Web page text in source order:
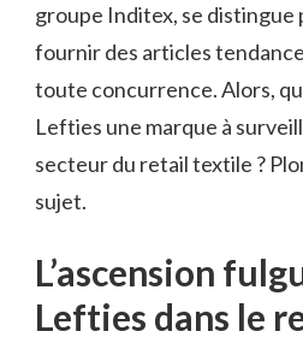
groupe Inditex, se distingue
fournir des articles
toute concurrence. Alors,
Lefties une marque à
secteur du retail textile ?
sujet.
L’ascension
Lefties dans le